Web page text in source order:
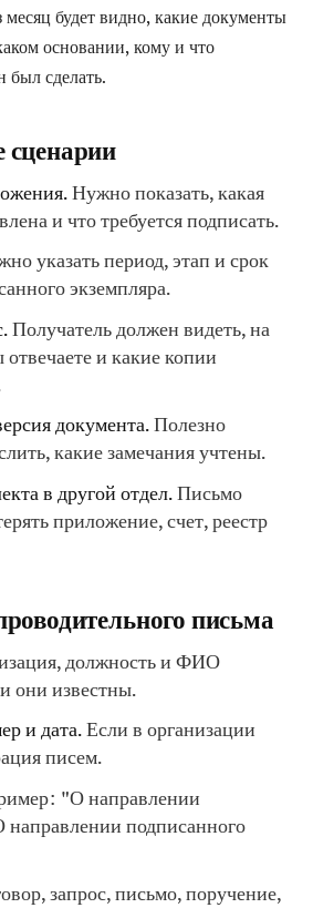
будет видно, какие документы
основании, кому и что
был сделать.
Нужно показать, какая
и что требуется подписать.
указать период, этап и срок
экземпляра.
Получатель должен видеть, на
и какие копии
документа.Полезно
какие замечания учтены.
в другой отдел.Письмо
приложение, счет, реестр
письма
должность и ФИО
они известны.
и дата.Если в организации
писем.
"О направлении
подписанного
запрос, письмо, поручение,